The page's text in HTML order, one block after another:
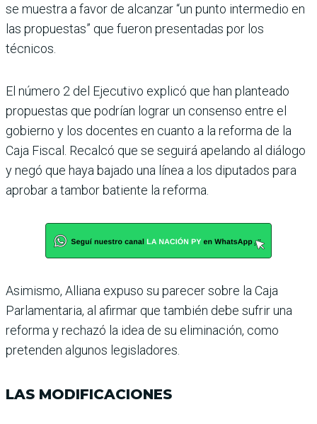
se muestra a favor de alcan­zar “un punto intermedio en
las propuestas” que fueron presentadas por los
técnicos.
El número 2 del Ejecutivo explicó que han planteado
propuestas que podrían lograr un consenso entre el
gobierno y los docentes en cuanto a la reforma de la
Caja Fiscal. Recalcó que se seguirá apelando al diálogo
y negó que haya bajado una línea a los diputados para
aprobar a tambor batiente la reforma.
Asimismo, Alliana expuso su parecer sobre la Caja
Parla­mentaria, al afirmar que tam­bién debe sufrir una
reforma y rechazó la idea de su eli­minación, como
pretenden algunos legisladores.
LAS MODIFICACIONES